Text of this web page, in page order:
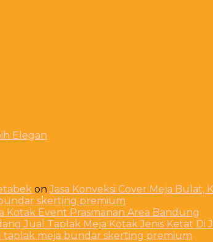
Elegan
onJasa Konveksi Cover Meja Bulat,
skerting premium
Kotak Event Prasmanan Area Bandung
Jual Taplak Meja Kotak Jenis Ketat Di
taplak meja bundar skerting premium